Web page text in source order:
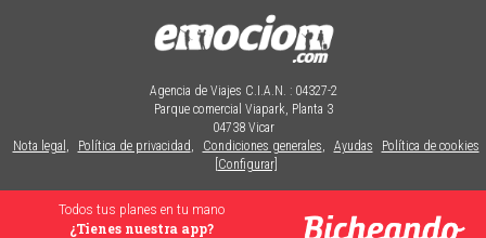
Agencia de Viajes C.I.A.N. : 04327-2
Parque comercial Viapark, Planta 3
04738 Vicar
Nota legal
Política de privacidad Condiciones generales Ayudas
Política de cookies
[Configurar]
Todos tus planes en tu mano
¿Tienes nuestra app?